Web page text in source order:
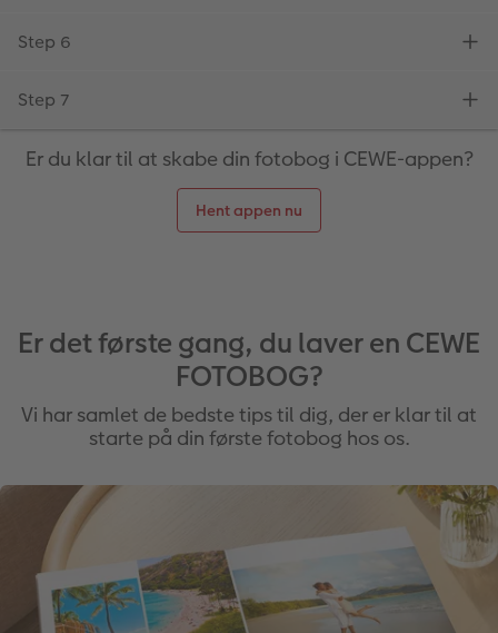
Er du klar til at skabe din fotobog i CEWE-appen?
Hent appen nu
Er det første gang, du laver en CEWE
FOTOBOG?
Vi har samlet de bedste tips til dig, der er klar til at
starte på din første fotobog hos os.